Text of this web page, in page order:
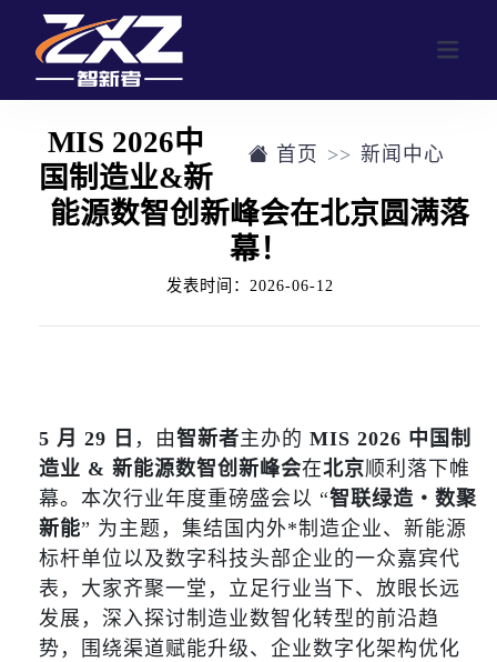
网站首页
业务范围
行业活动
公司介绍
往届回顾
合作客户展示
联系我们
首页 新闻中心
MIS 2026中
国制造业&新
能源数智创新峰会在北京圆满落
幕！
发表时间：2026-06-12
5 月 29 日 ，由智新者主办的 MIS 2026 中国制
造业 & 新能源数智创新峰会在北京顺利落下帷
幕。本次行业年度重磅盛会以 “智联绿造・数聚
新能” 为主题，集结国内外*制造企业、新能源
标杆单位以及数字科技头部企业的一众嘉宾代
表，大家齐聚一堂，立足行业当下、放眼长远
发展，深入探讨制造业数智化转型的前沿趋
势，围绕渠道赋能升级、企业数字化架构优化